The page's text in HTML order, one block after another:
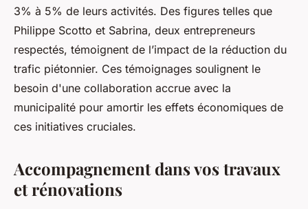
3% à 5% de leurs activités. Des figures telles que
Philippe Scotto et Sabrina, deux entrepreneurs
respectés, témoignent de l’impact de la réduction du
trafic piétonnier. Ces témoignages soulignent le
besoin d'une collaboration accrue avec la
municipalité pour amortir les effets économiques de
ces initiatives cruciales.
Accompagnement dans vos travaux
et rénovations